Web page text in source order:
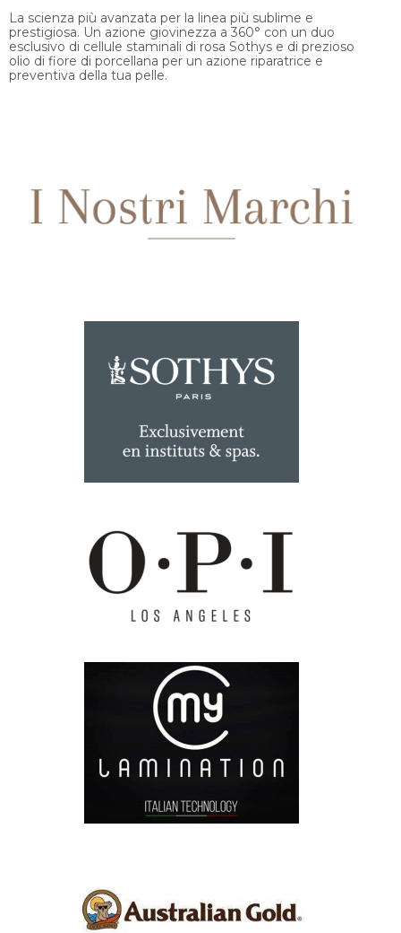
La scienza più avanzata per la linea più sublime e
prestigiosa. Un azione giovinezza a 360° con un duo
esclusivo di cellule staminali di rosa Sothys e di prezioso
olio di fiore di porcellana per un azione riparatrice e
preventiva della tua pelle.